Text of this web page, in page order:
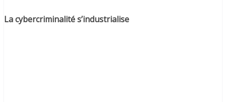
La cybercriminalité s’industrialise